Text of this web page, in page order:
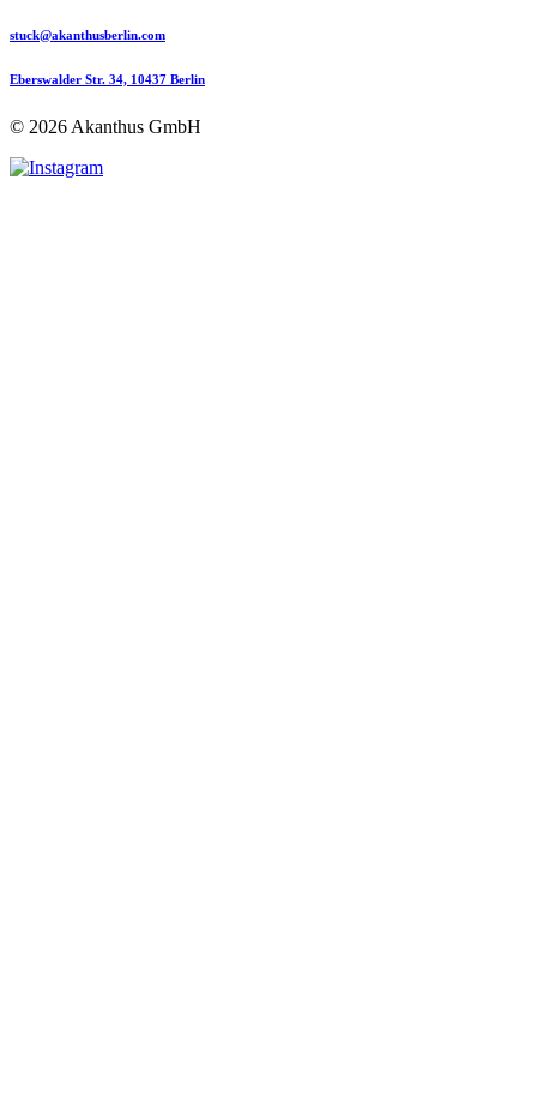
stuck@akanthusberlin.com
Eberswalder Str. 34, 10437 Berlin
© 2026 Akanthus GmbH